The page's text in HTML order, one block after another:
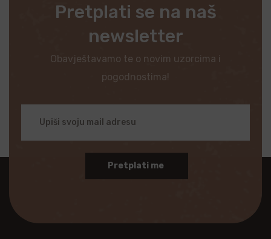
Pretplati se na naš
newsletter
Obavještavamo te o novim uzorcima i
pogodnostima!
Pretplati me